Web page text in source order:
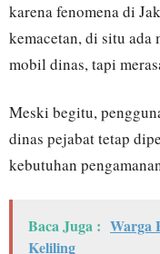
karena fenomena di
kemacetan, di situ
mobil dinas, tapi
Meski begitu,
dinas pejabat tetap
kebutuhan
Baca Juga : Warga
Keliling